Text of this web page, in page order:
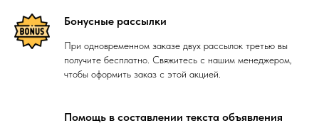
Бонусные рассылки
При одновременном заказе двух рассылок третью вы
получите бесплатно. Свяжитесь с нашим менеджером,
чтобы оформить заказ с этой акцией.
Помощь в составлении текста объявления